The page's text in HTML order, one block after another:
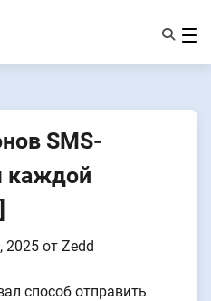
SMS-
каждой
2025 от Zedd
способ отправить